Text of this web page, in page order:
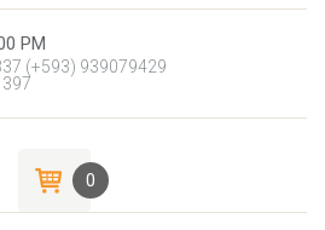
PM
(+593) 939079429
0